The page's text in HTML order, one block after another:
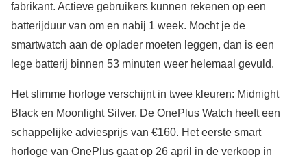
fabrikant. Actieve gebruikers kunnen rekenen op een
batterijduur van om en nabij 1 week. Mocht je de
smartwatch aan de oplader moeten leggen, dan is een
lege batterij binnen 53 minuten weer helemaal gevuld.
Het slimme horloge verschijnt in twee kleuren: Midnight
Black en Moonlight Silver. De OnePlus Watch heeft een
schappelijke adviesprijs van €160. Het eerste smart
horloge van OnePlus gaat op 26 april in de verkoop in